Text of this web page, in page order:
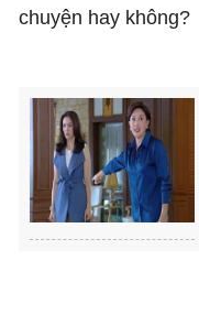
chuyện hay không?